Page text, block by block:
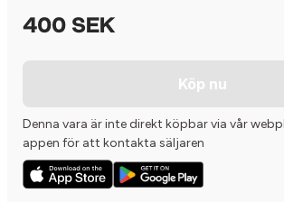
400 SEK
Köp nu
Denna vara är inte direkt köpbar via vår
appen för att kontakta säljaren